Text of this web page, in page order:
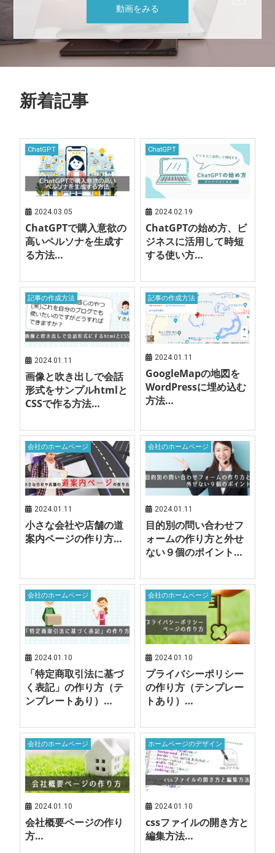
動画をみる
新着記事
ChatGPT
2024.03.05
ChatGPTで購入意欲の
高いペルソナを生成す
る方法…
ChatGPT
2024.02.19
ChatGPTの始め方、ビ
ジネスに活用して時短
する使い方…
記事の作成方法
2024.01.11
画像と吹き出しで会話
形式をサンプルhtmlと
CSSで作る方法…
記事の作成方法
2024.01.11
GoogleMapの地図を
WordPressに埋め込む
方法…
会社のホームページ
2024.01.11
小さな会社や店舗の道
案内ページの作り方…
会社のホームページ
2024.01.11
目的別の問い合わせフ
ォームの作り方と外せ
ない９個のポイント…
会社のホームページ
2024.01.10
「特定商取引法に基づ
く表記」の作り方（テ
ンプレートあり）…
会社のホームページ
2024.01.10
プライバシーポリシー
の作り方（テンプレー
トあり）…
会社のホームページ
2024.01.10
会社概要ページの作り
方…
ホームページのデザイン
2024.01.10
cssファイルの開き方と
編集方法…